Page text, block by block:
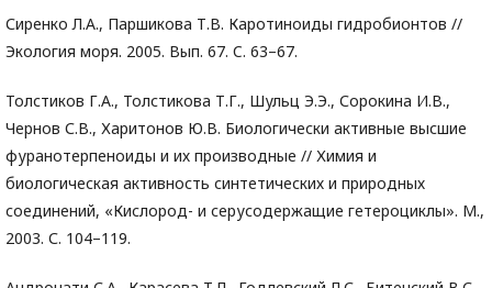
Сиренко Л.А., Паршикова Т.В. Каротиноиды гидробионтов //
Экология моря. 2005. Вып. 67. C. 63–67.
Толстиков Г.А., Толстикова Т.Г., Шульц Э.Э., Сорокина И.В.,
Чернов С.В., Харитонов Ю.В. Биологически активные высшие
фуранотерпеноиды и их производные // Химия и
биологическая активность синтетических и природных
соединений, «Кислород- и серусодержащие гетероциклы». М.,
2003. С. 104–119.